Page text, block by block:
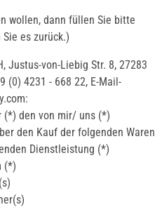
wollen, dann füllen Sie bitte
es zurück.)
Justus-von-Liebig Str. 8, 27283
(0) 4231 - 668 22, E-Mail-
den von mir/ uns (*)
den Kauf der folgenden Waren
Dienstleistung (*)
(*)